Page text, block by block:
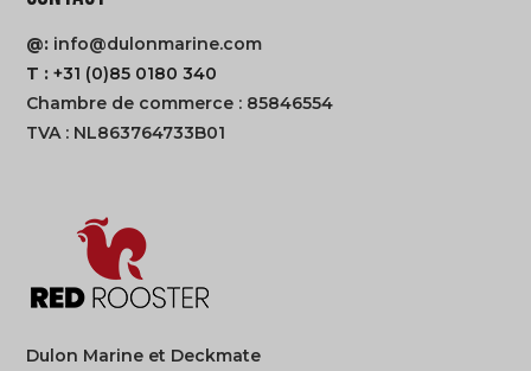
@: info@dulonmarine.com
T : +31 (0)85 0180 340
Chambre de commerce : 85846554
TVA : NL863764733B01
Dulon Marine et Deckmate